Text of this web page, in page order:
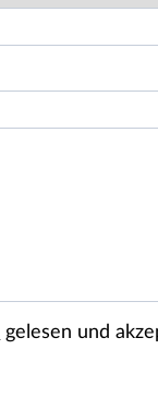
gelesen und